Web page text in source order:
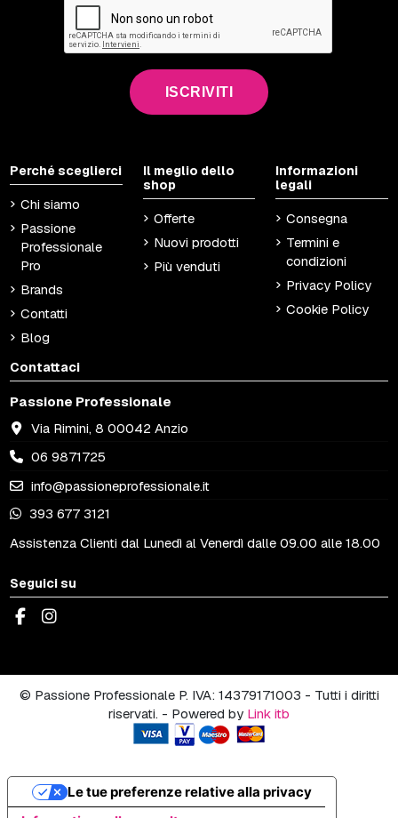
ISCRIVITI
Perché sceglierci
Chi siamo
Passione
Professionale
Pro
Brands
Contatti
Blog
Il meglio dello
shop
Offerte
Nuovi prodotti
Più venduti
Informazioni
legali
Consegna
Termini e
condizioni
Privacy Policy
Cookie Policy
Contattaci
Passione Professionale
Via Rimini, 8 00042 Anzio
06 9871725
info@passioneprofessionale.it
393 677 3121
Assistenza Clienti dal Lunedì al Venerdì dalle 09.00 alle 18.00
Seguici su
© Passione Professionale P. IVA: 14379171003 - Tutti i diritti
riservati. - Powered by Link itb
Le tue preferenze relative alla privacy